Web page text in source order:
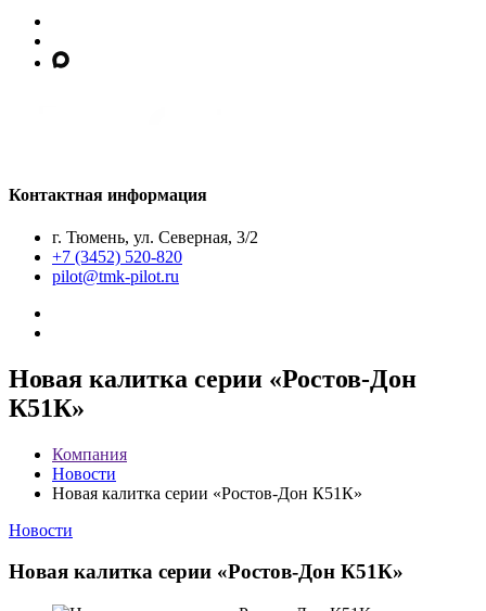
Контактная информация
г. Тюмень, ул. Северная, 3/2
+7 (3452) 520-820
pilot@tmk-pilot.ru
Новая калитка серии «Ростов-Дон
К51К»
Компания
Новости
Новая калитка серии «Ростов-Дон К51К»
Новости
Новая калитка серии «Ростов-Дон К51К»